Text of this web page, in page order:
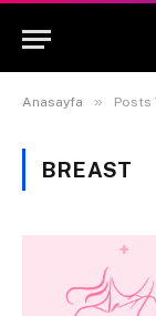
Anasayfa » Posts
BREAST